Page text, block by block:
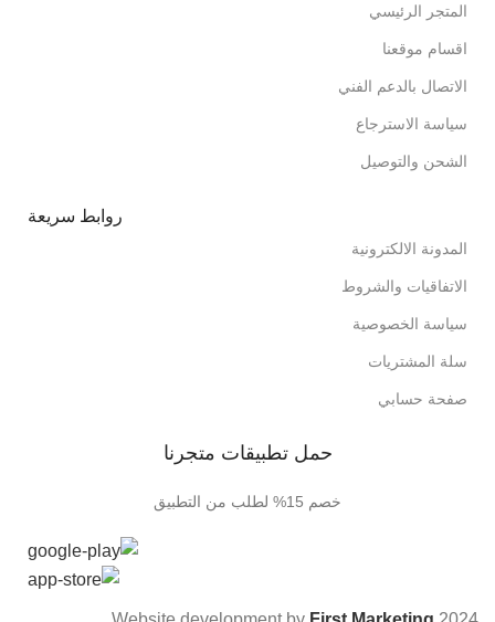
المتجر الرئيسي
اقسام موقعنا
الاتصال بالدعم الفني
سياسة الاسترجاع
الشحن والتوصيل
روابط سريعة
المدونة الالكترونية
الاتفاقيات والشروط
سياسة الخصوصية
سلة المشتريات
صفحة حسابي
حمل تطبيقات متجرنا
خصم 15% لطلب من التطبيق